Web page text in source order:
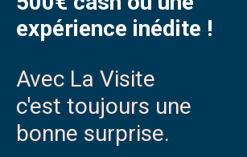
expérience inédite !
Avec La Visite
c'est toujours une
bonne surprise.